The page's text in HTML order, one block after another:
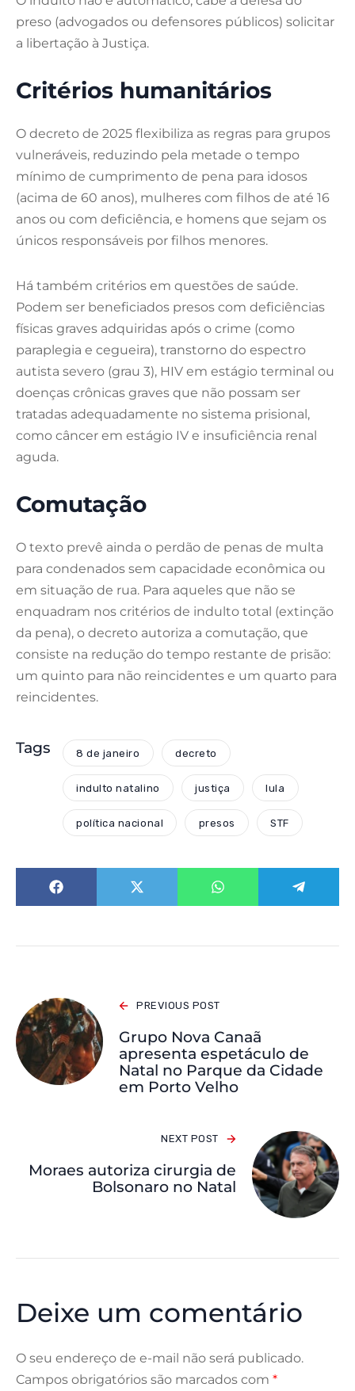
preso (advogados ou defensores públicos) solicitar
a libertação à Justiça.
Critérios humanitários
O decreto de 2025 flexibiliza as regras para grupos
vulneráveis, reduzindo pela metade o tempo
mínimo de cumprimento de pena para idosos
(acima de 60 anos), mulheres com filhos de até 16
anos ou com deficiência, e homens que sejam os
únicos responsáveis por filhos menores.
Há também critérios em questões de saúde.
Podem ser beneficiados presos com deficiências
físicas graves adquiridas após o crime (como
paraplegia e cegueira), transtorno do espectro
autista severo (grau 3), HIV em estágio terminal ou
doenças crônicas graves que não possam ser
tratadas adequadamente no sistema prisional,
como câncer em estágio IV e insuficiência renal
aguda.
Comutação
O texto prevê ainda o perdão de penas de multa
para condenados sem capacidade econômica ou
em situação de rua. Para aqueles que não se
enquadram nos critérios de indulto total (extinção
da pena), o decreto autoriza a comutação, que
consiste na redução do tempo restante de prisão:
um quinto para não reincidentes e um quarto para
reincidentes.
Tags 8 de janeiro decreto
indulto natalino justiça lula
política nacional presos STF
PREVIOUS POST
Grupo Nova Canaã
apresenta espetáculo de
Natal no Parque da Cidade
em Porto Velho
NEXT POST
Moraes autoriza cirurgia de
Bolsonaro no Natal
Deixe um comentário
O seu endereço de e-mail não será publicado.
Campos obrigatórios são marcados com *